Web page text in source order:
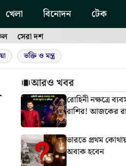
খেলা বিনোদন টেক
সেরা দশ
ভক্তি ও মন্ত্র
আরও খবর
রোহিনী নক্ষত্রে
রাশির! আজকের
ভারতে প্রথম
অবাক হবেন